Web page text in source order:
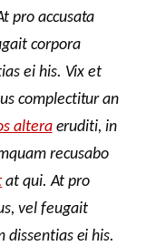
pro accusata
corpora
ei his. Vix et
complectitur an
alteraeruditi, in
recusabo
at qui. At pro
vel feugait
dissentias ei his.